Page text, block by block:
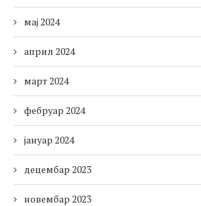
мај 2024
април 2024
март 2024
фебруар 2024
јануар 2024
децембар 2023
новембар 2023